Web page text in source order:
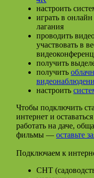
настроить
играть в
лагания
проводить
участвовать в
получить
получить
настроить
Чтобы подключить
интернет и
работать на даче,
фильмы — оставьте
Подключаем к
СНТ